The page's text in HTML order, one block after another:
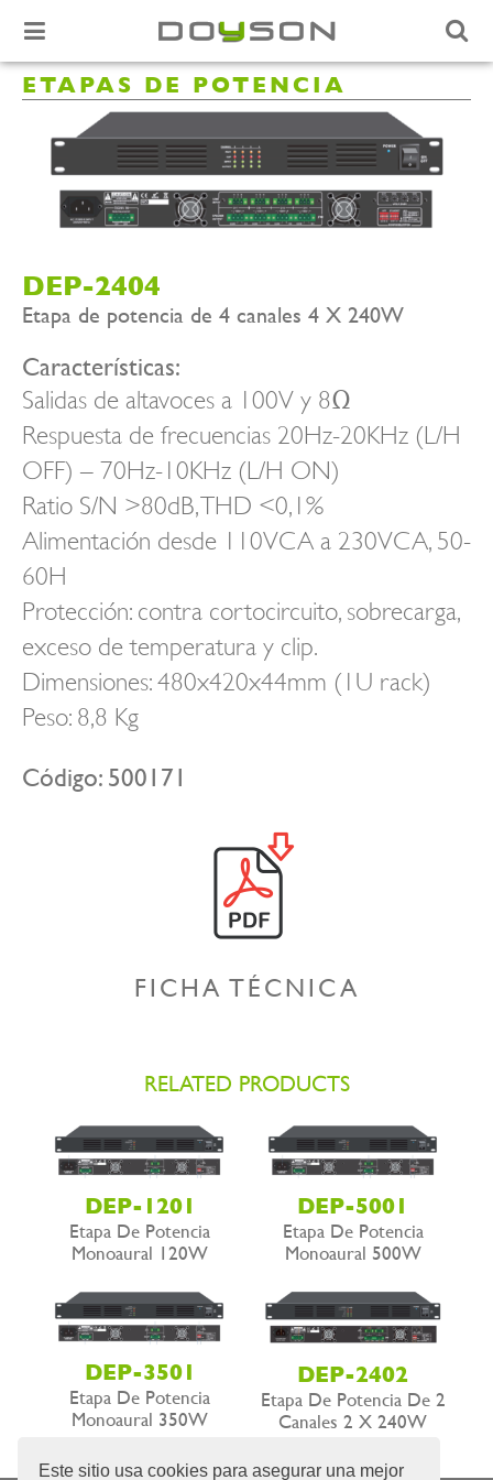
Este sitio usa cookies para asegurar una mejor
ETAPAS DE POTENCIA
DEP-2404
Etapa de potencia de 4 canales 4 X 240W
Características:
Salidas de altavoces a 100V y 8Ω
Respuesta de frecuencias 20Hz-20KHz (L/H
OFF) – 70Hz-10KHz (L/H ON)
Ratio S/N >80dB, THD <0,1%
Alimentación desde 110VCA a 230VCA, 50-
60H
Protección: contra cortocircuito, sobrecarga,
exceso de temperatura y clip.
Dimensiones: 480x420x44mm (1U rack)
Peso: 8,8 Kg
Código: 500171
FICHA TÉCNICA
RELATED PRODUCTS
DEP-1201
Etapa De Potencia
Monoaural 120W
DEP-5001
Etapa De Potencia
Monoaural 500W
DEP-3501
Etapa De Potencia
Monoaural 350W
DEP-2402
Etapa De Potencia De 2
Canales 2 X 240W